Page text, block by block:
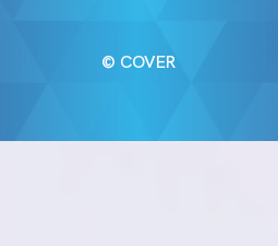
© COVER